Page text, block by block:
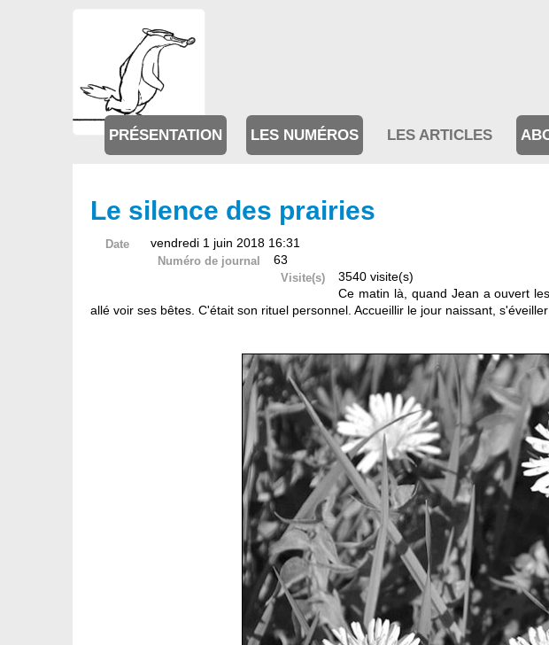
PRÉSENTATION LES NUMÉROS LES ARTICLES
Le silence des prairies
Date vendredi 1 juin 2018 16:31
Numéro de journal 63
Visite(s)
3540 visite(s)
Ce matin là, quand Jean a ouvert
allé voir ses bêtes. C'était son rituel personnel. Accueillir le jour naissant,